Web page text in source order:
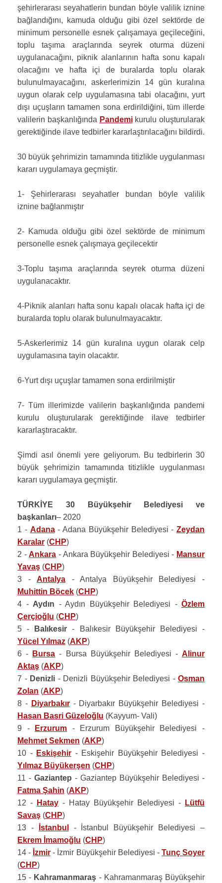
şehirlerarası seyahatlerin bundan böyle valilik iznine
bağlandığını, kamuda olduğu gibi özel sektörde de
minimum personelle esnek çalışamaya geçileceğini,
toplu taşıma araçlarında seyrek oturma düzeni
uygulanacağını, piknik alanlarının hafta sonu kapalı
olacağını ve hafta içi de buralarda toplu olarak
bulunulmayacağını, askerlerimizin 14 gün kuralına
uygun olarak celp uygulamasına tabi olacağını, yurt
dışı uçuşların tamamen sona erdirildiğini, tüm illerde
valilerin başkanlığında Pandemikurulu oluşturularak
gerektiğinde ilave tedbirler kararlaştırılacağını bildirdi.
30 büyük şehrimizin tamamında titizlikle uygulanması
kararı uygulamaya geçmiştir.
1- Şehirlerarası seyahatler bundan böyle valilik
iznine bağlanmıştır
2- Kamuda olduğu gibi özel sektörde de minimum
personelle esnek çalışmaya geçilecektir
3-Toplu taşıma araçlarında seyrek oturma düzeni
uygulanacaktır.
4-Piknik alanları hafta sonu kapalı olacak hafta içi de
buralarda toplu olarak bulunulmayacaktır.
5-Askerlerimiz 14 gün kuralına uygun olarak celp
uygulamasına tayin olacaktır.
6-Yurt dışı uçuşlar tamamen sona erdirilmiştir
7- Tüm illerimizde valilerin başkanlığında pandemi
kurulu oluşturularak gerektiğinde ilave tedbirler
kararlaştıracaktır.
Şimdi asıl önemli yere geliyorum. Bu tedbirlerin 30
büyük şehrimizin tamamında titizlikle uygulanması
kararı uygulamaya geçmiştir.
TÜRKİYE 30 Büyükşehir Belediyesi ve
başkanları– 2020
1 - Adana- Adana Büyükşehir Belediyesi - Zeydan
Karalar (CHP)
2 -Ankara - Ankara Büyükşehir Belediyesi - Mansur
Yavaş (CHP)
3 -Antalya - Antalya Büyükşehir Belediyesi -
Muhittin Böcek (CHP)
4 - Aydın - Aydın Büyükşehir Belediyesi - Özlem
Çerçioğlu (CHP)
5 -
Balıkesir - Balıkesir Büyükşehir Belediyesi -
Yücel Yılmaz (AKP)
6 -
Bursa - Bursa Büyükşehir Belediyesi - Alinur
Aktaş (AKP)
7 - Denizli - Denizli Büyükşehir Belediyesi - Osman
Zolan (AKP)
8 - Diyarbakır- Diyarbakır Büyükşehir Belediyesi -
Hasan Basri Güzeloğlu (Kayyum- Vali)
9 -
Erzurum - Erzurum Büyükşehir Belediyesi -
Mehmet Sekmen (AKP)
10 - Eskişehir - Eskişehir Büyükşehir Belediyesi -
Yılmaz Büyükerşen (CHP)
11 - Gaziantep - Gaziantep Büyükşehir Belediyesi -
Fatma Şahin (AKP)
12 -
Hatay - Hatay Büyükşehir Belediyesi -
Lütfü
Savaş (CHP)
13 -
İstanbul
- İstanbul Büyükşehir Belediyesi –
Ekrem İmamoğlu (CHP)
14 - İzmir - İzmir Büyükşehir Belediyesi - Tunç Soyer
(CHP)
15 - Kahramanmaraş - Kahramanmaraş Büyükşehir